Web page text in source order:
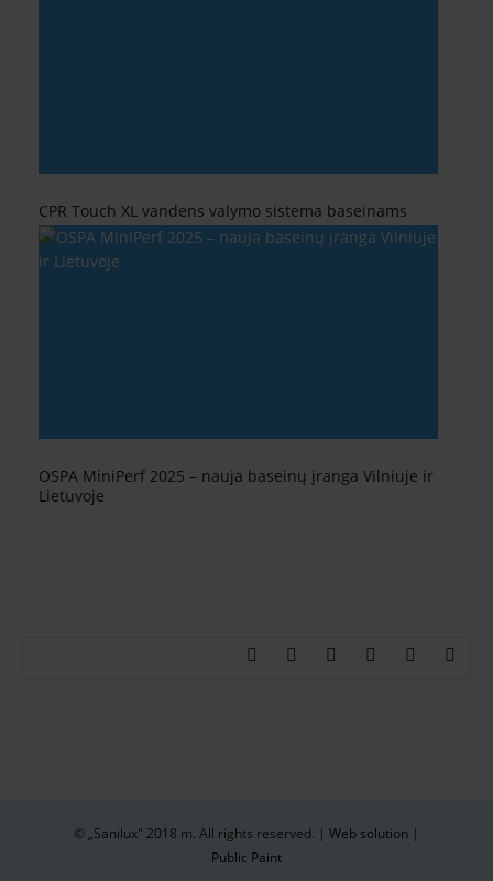
CPR Touch XL vandens valymo sistema baseinams
OSPA MiniPerf 2025 – nauja baseinų įranga Vilniuje ir
Lietuvoje
© „Sanilux" 2018 m. All rights reserved. | Web solution |
Public Paint